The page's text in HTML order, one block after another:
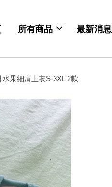
所有商品 最新消息
果細肩上衣S-3XL 2款